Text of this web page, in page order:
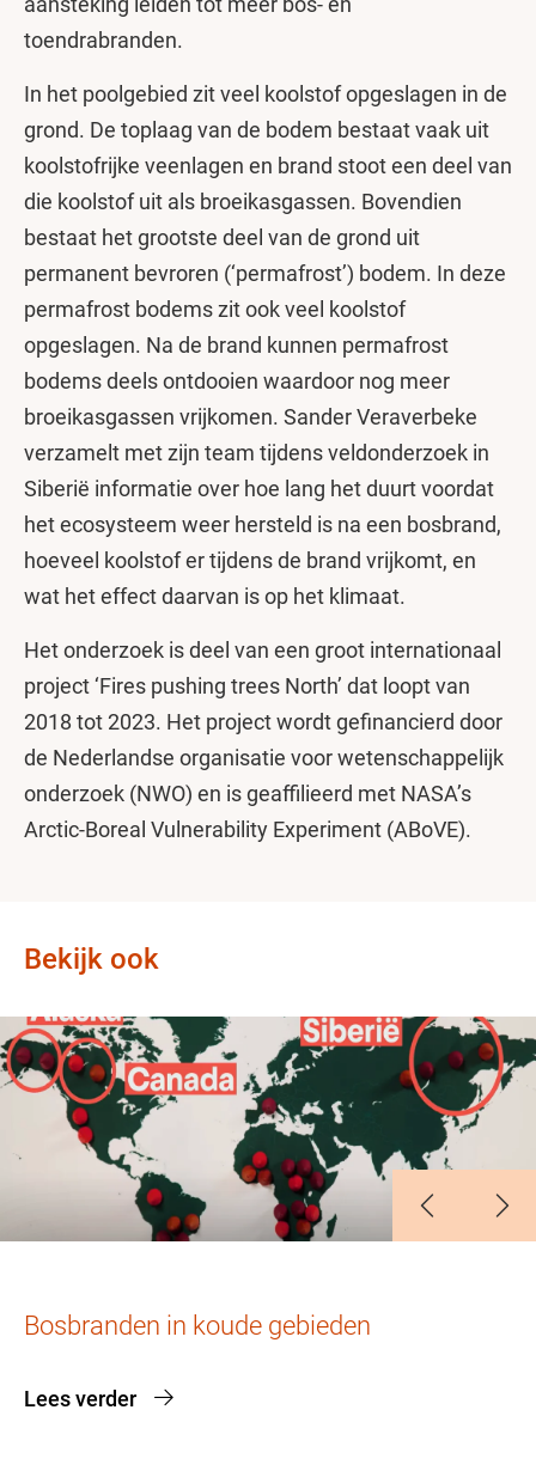
toendrabranden.
In het poolgebied zit veel koolstof opgeslagen in de
grond. De toplaag van de bodem bestaat vaak uit
koolstofrijke veenlagen en brand stoot een deel van
die koolstof uit als broeikasgassen. Bovendien
bestaat het grootste deel van de grond uit
permanent bevroren (‘permafrost’) bodem. In deze
permafrost bodems zit ook veel koolstof
opgeslagen. Na de brand kunnen permafrost
bodems deels ontdooien waardoor nog meer
broeikasgassen vrijkomen. Sander Veraverbeke
verzamelt met zijn team tijdens veldonderzoek in
Siberië informatie over hoe lang het duurt voordat
het ecosysteem weer hersteld is na een bosbrand,
hoeveel koolstof er tijdens de brand vrijkomt, en
wat het effect daarvan is op het klimaat.
Het onderzoek is deel van een groot internationaal
project ‘Fires pushing trees North’ dat loopt van
2018 tot 2023. Het project wordt gefinancierd door
de Nederlandse organisatie voor wetenschappelijk
onderzoek (NWO) en is geaffilieerd met NASA’s
Arctic-Boreal Vulnerability Experiment (ABoVE).
Bekijk ook
Bosbranden in koude gebieden
Lees verder